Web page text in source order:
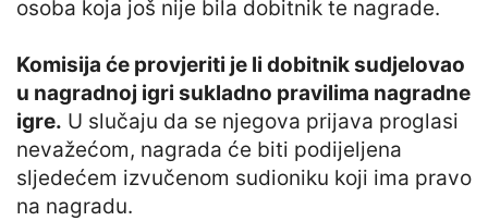
osoba koja još nije bila dobitnik te nagrade.
Komisija će provjeriti je li dobitnik sudjelovao
u nagradnoj igri sukladno pravilima nagradne
igre. U slučaju da se njegova prijava proglasi
nevažećom, nagrada će biti podijeljena
sljedećem izvučenom sudioniku koji ima pravo
na nagradu.